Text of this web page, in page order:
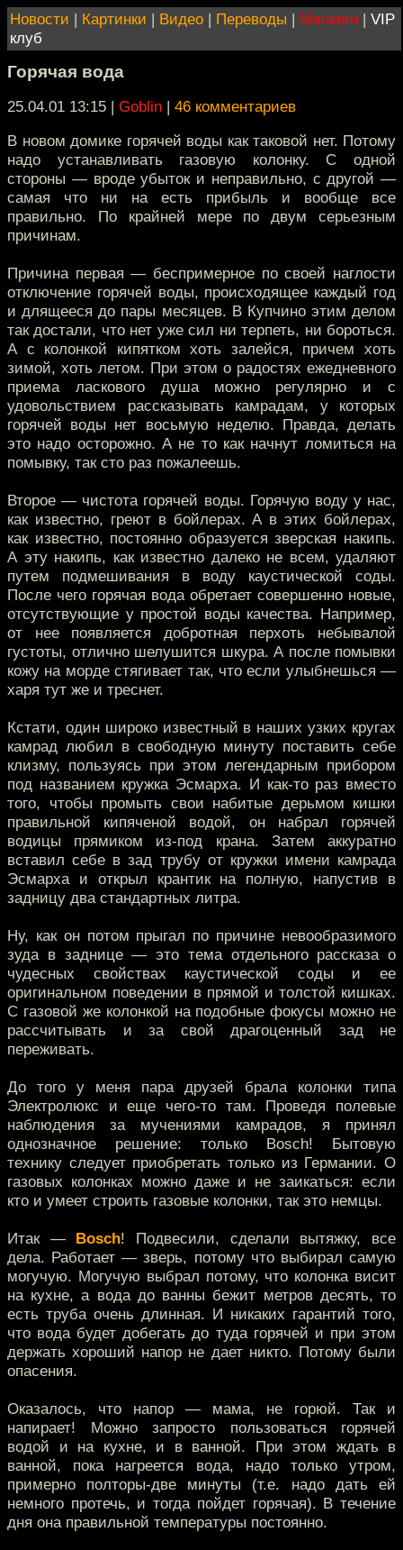
Новости | Картинки | Видео | Переводы | Магазин | VIP
клуб
Горячая вода
25.04.01 13:15 | Goblin | 46 комментариев
В новом домике горячей воды как таковой нет. Потому
надо устанавливать газовую колонку. С одной
стороны — вроде убыток и неправильно, с другой —
самая что ни на есть прибыль и вообще все
правильно. По крайней мере по двум серьезным
причинам.
Причина первая — беспримерное по своей наглости
отключение горячей воды, происходящее каждый год
и длящееся до пары месяцев. В Купчино этим делом
так достали, что нет уже сил ни терпеть, ни бороться.
А с колонкой кипятком хоть залейся, причем хоть
зимой, хоть летом. При этом о радостях ежедневного
приема ласкового душа можно регулярно и с
удовольствием рассказывать камрадам, у которых
горячей воды нет восьмую неделю. Правда, делать
это надо осторожно. А не то как начнут ломиться на
помывку, так сто раз пожалеешь.
Второе — чистота горячей воды. Горячую воду у нас,
как известно, греют в бойлерах. А в этих бойлерах,
как известно, постоянно образуется зверская накипь.
А эту накипь, как известно далеко не всем, удаляют
путем подмешивания в воду каустической соды.
После чего горячая вода обретает совершенно новые,
отсутствующие у простой воды качества. Например,
от нее появляется добротная перхоть небывалой
густоты, отлично шелушится шкура. А после помывки
кожу на морде стягивает так, что если улыбнешься —
харя тут же и треснет.
Кстати, один широко известный в наших узких кругах
камрад любил в свободную минуту поставить себе
клизму, пользуясь при этом легендарным прибором
под названием кружка Эсмарха. И как-то раз вместо
того, чтобы промыть свои набитые дерьмом кишки
правильной кипяченой водой, он набрал горячей
водицы прямиком из-под крана. Затем аккуратно
вставил себе в зад трубу от кружки имени камрада
Эсмарха и открыл крантик на полную, напустив в
задницу два стандартных литра.
Ну, как он потом прыгал по причине невообразимого
зуда в заднице — это тема отдельного рассказа о
чудесных свойствах каустической соды и ее
оригинальном поведении в прямой и толстой кишках.
С газовой же колонкой на подобные фокусы можно не
рассчитывать и за свой драгоценный зад не
переживать.
До того у меня пара друзей брала колонки типа
Электролюкс и еще чего-то там. Проведя полевые
наблюдения за мучениями камрадов, я принял
однозначное решение: только Bosch! Бытовую
технику следует приобретать только из Германии. О
газовых колонках можно даже и не заикаться: если
кто и умеет строить газовые колонки, так это немцы.
Итак — Bosch! Подвесили, сделали вытяжку, все
дела. Работает — зверь, потому что выбирал самую
могучую. Могучую выбрал потому, что колонка висит
на кухне, а вода до ванны бежит метров десять, то
есть труба очень длинная. И никаких гарантий того,
что вода будет добегать до туда горячей и при этом
держать хороший напор не дает никто. Потому были
опасения.
Оказалось, что напор — мама, не горюй. Так и
напирает! Можно запросто пользоваться горячей
водой и на кухне, и в ванной. При этом ждать в
ванной, пока нагреется вода, надо только утром,
примерно полторы-две минуты (т.е. надо дать ей
немного протечь, и тогда пойдет горячая). В течение
дня она правильной температуры постоянно.